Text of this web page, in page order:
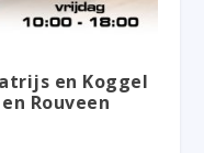
en Koggel
Rouveen